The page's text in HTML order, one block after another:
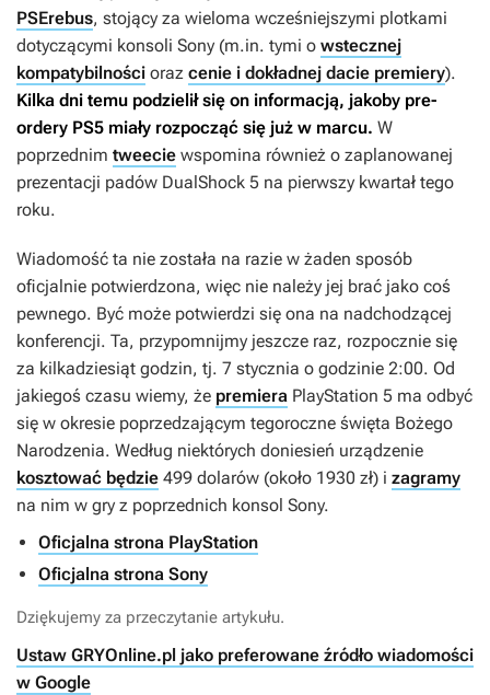
PSErebus, stojący za wieloma wcześniejszymi plotkami
dotyczącymi konsoli Sony (m.in. tymi o wstecznej
kompatybilności oraz cenie i dokładnej dacie premiery).
Kilka dni temu podzielił się on informacją, jakoby pre-
ordery PS5 miały rozpocząć się już w marcu. W
poprzednim tweecie wspomina również o zaplanowanej
prezentacji padów DualShock 5 na pierwszy kwartał tego
roku.
Wiadomość ta nie została na razie w żaden sposób
oficjalnie potwierdzona, więc nie należy jej brać jako coś
pewnego. Być może potwierdzi się ona na nadchodzącej
konferencji. Ta, przypomnijmy jeszcze raz, rozpocznie się
za kilkadziesiąt godzin, tj. 7 stycznia o godzinie 2:00. Od
jakiegoś czasu wiemy, że premiera PlayStation 5 ma odbyć
się w okresie poprzedzającym tegoroczne święta Bożego
Narodzenia. Według niektórych doniesień urządzenie
kosztować będzie 499 dolarów (około 1930 zł) i zagramy
na nim w gry z poprzednich konsol Sony.
Oficjalna strona PlayStation
Oficjalna strona Sony
Dziękujemy za przeczytanie artykułu.
Ustaw GRYOnline.pl jako preferowane źródło wiadomości
w Google